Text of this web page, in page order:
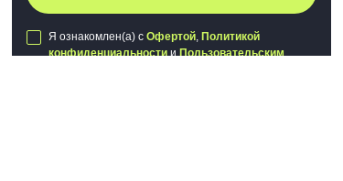
Я ознакомлен(а) с Офертой, Политикой
конфиденциальностииПользовательским